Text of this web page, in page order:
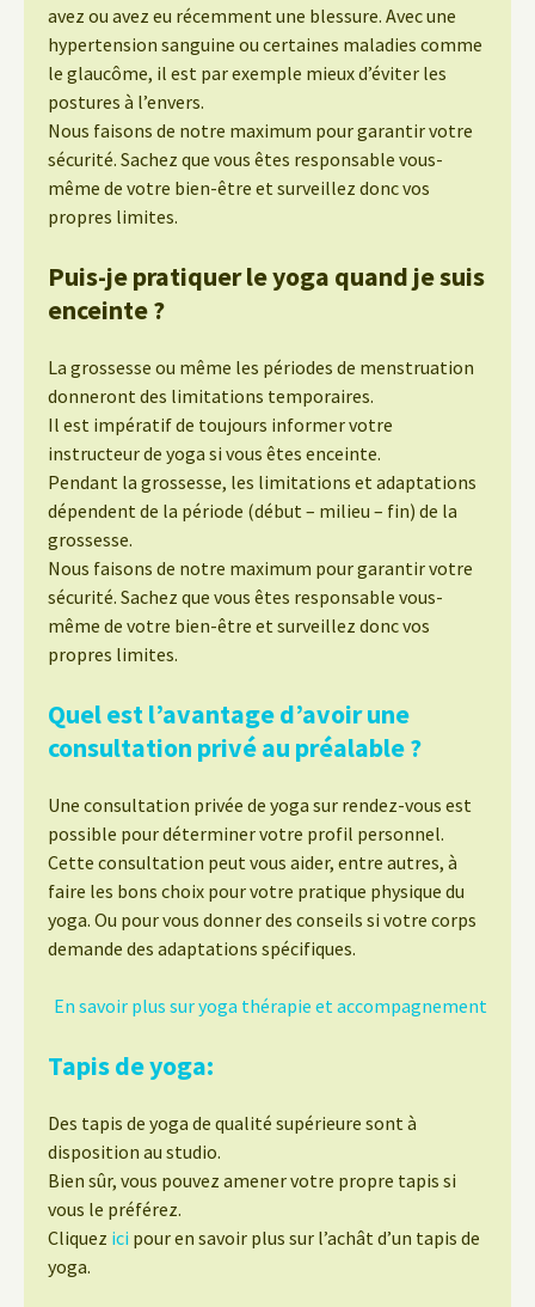
avez ou avez eu récemment une blessure. Avec une
hypertension sanguine ou certaines maladies comme
le glaucôme, il est par exemple mieux d’éviter les
postures à l’envers.
Nous faisons de notre maximum pour garantir votre
sécurité. Sachez que vous êtes responsable vous-
même de votre bien-être et surveillez donc vos
propres limites.
Puis-je pratiquer le yoga quand je suis
enceinte ?
La grossesse ou même les périodes de menstruation
donneront des limitations temporaires.
Il est impératif de toujours informer votre
instructeur de yoga si vous êtes enceinte.
Pendant la grossesse, les limitations et adaptations
dépendent de la période (début – milieu – fin) de la
grossesse.
Nous faisons de notre maximum pour garantir votre
sécurité. Sachez que vous êtes responsable vous-
même de votre bien-être et surveillez donc vos
propres limites.
Quel est l’avantage d’avoir une
consultation privé au préalable ?
Une consultation privée de yoga sur rendez-vous est
possible pour déterminer votre profil personnel.
Cette consultation peut vous aider, entre autres, à
faire les bons choix pour votre pratique physique du
yoga. Ou pour vous donner des conseils si votre corps
demande des adaptations spécifiques.
En savoir plus sur yoga thérapie et accompagnement
Tapis de yoga:
Des tapis de yoga de qualité supérieure sont à
disposition au studio.
Bien sûr, vous pouvez amener votre propre tapis si
vous le préférez.
Cliquez ici pour en savoir plus sur l’achât d’un tapis de
yoga.